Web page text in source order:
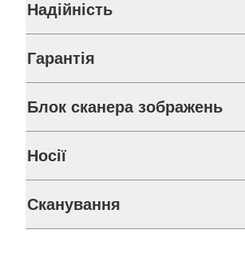
Надійність
Гарантія
Блок сканера зображень
Носії
Сканування